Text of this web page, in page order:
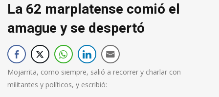
La 62 marplatense comió el
amague y se despertó
Mojarrita, como siempre, salió a recorrer y charlar con
militantes y políticos, y escribió: